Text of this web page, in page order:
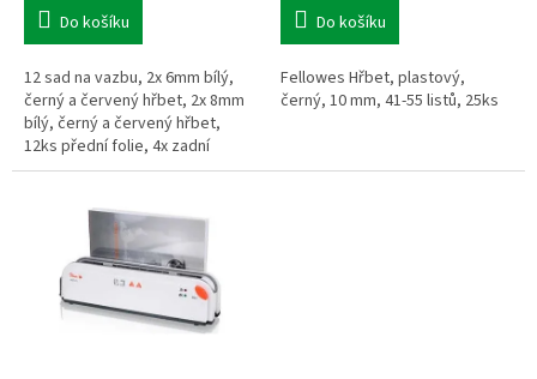
Do košíku
12 sad na vazbu, 2x 6mm bílý,
černý a červený hřbet, 2x 8mm
bílý, černý a červený hřbet,
12ks přední folie, 4x zadní
strana černá, bílá a červená
Do košíku
Fellowes Hřbet, plastový,
černý, 10 mm, 41-55 listů, 25ks